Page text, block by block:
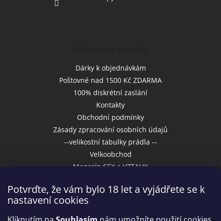
Potvrďte, že vám bylo 18 let a vyjádřete se k
nastavení cookies
Dárky k objednávkám
Poštovné nad 1500 Kč ZDARMA
100% diskrétní zaslání
Kontakty
Obchodní podmínky
Zásady zpracování osobních údajů
--velikostní tabulky prádla --
Velkoobchod
Magazín SEX a VZTAHY